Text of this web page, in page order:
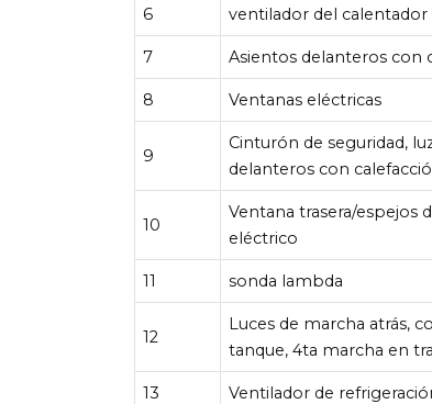
6 ventilador del calentador
7 Asientos delanteros con
8 Ventanas eléctricas
9
Cinturón de seguridad,
delanteros con
10
Ventana trasera/espejos
eléctrico
11 sonda lambda
12
Luces de marcha atrás,
tanque, 4ta marcha en
13 Ventilador de